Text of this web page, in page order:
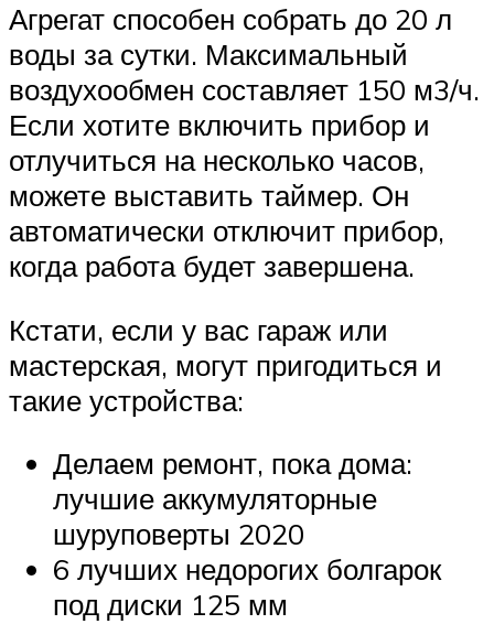
Агрегат способен собрать до 20 л
воды за сутки. Максимальный
воздухообмен составляет 150 м3/ч.
Если хотите включить прибор и
отлучиться на несколько часов,
можете выставить таймер. Он
автоматически отключит прибор,
когда работа будет завершена.
Кстати, если у вас гараж или
мастерская, могут пригодиться и
такие устройства:
Делаем ремонт, пока дома:
лучшие аккумуляторные
шуруповерты 2020
6 лучших недорогих болгарок
под диски 125 мм